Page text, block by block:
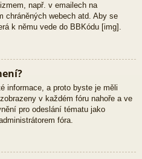
např. v emailech na
chráněných webech atd. Aby se
k němu vede do BBKódu [img].
informace, a proto byste je měli
v každém fóru nahoře a ve
pro odeslání tématu jako
fóra.